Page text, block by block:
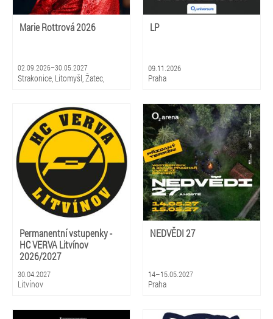
Marie Rottrová 2026
02.09.2026–30.05.2027
Strakonice, Litomyšl, Žatec,
LP
09.11.2026
Praha
Permanentní vstupenky -
HC VERVA Litvínov
2026/2027
30.04.2027
Litvínov
NEDVĚDI 27
14–15.05.2027
Praha